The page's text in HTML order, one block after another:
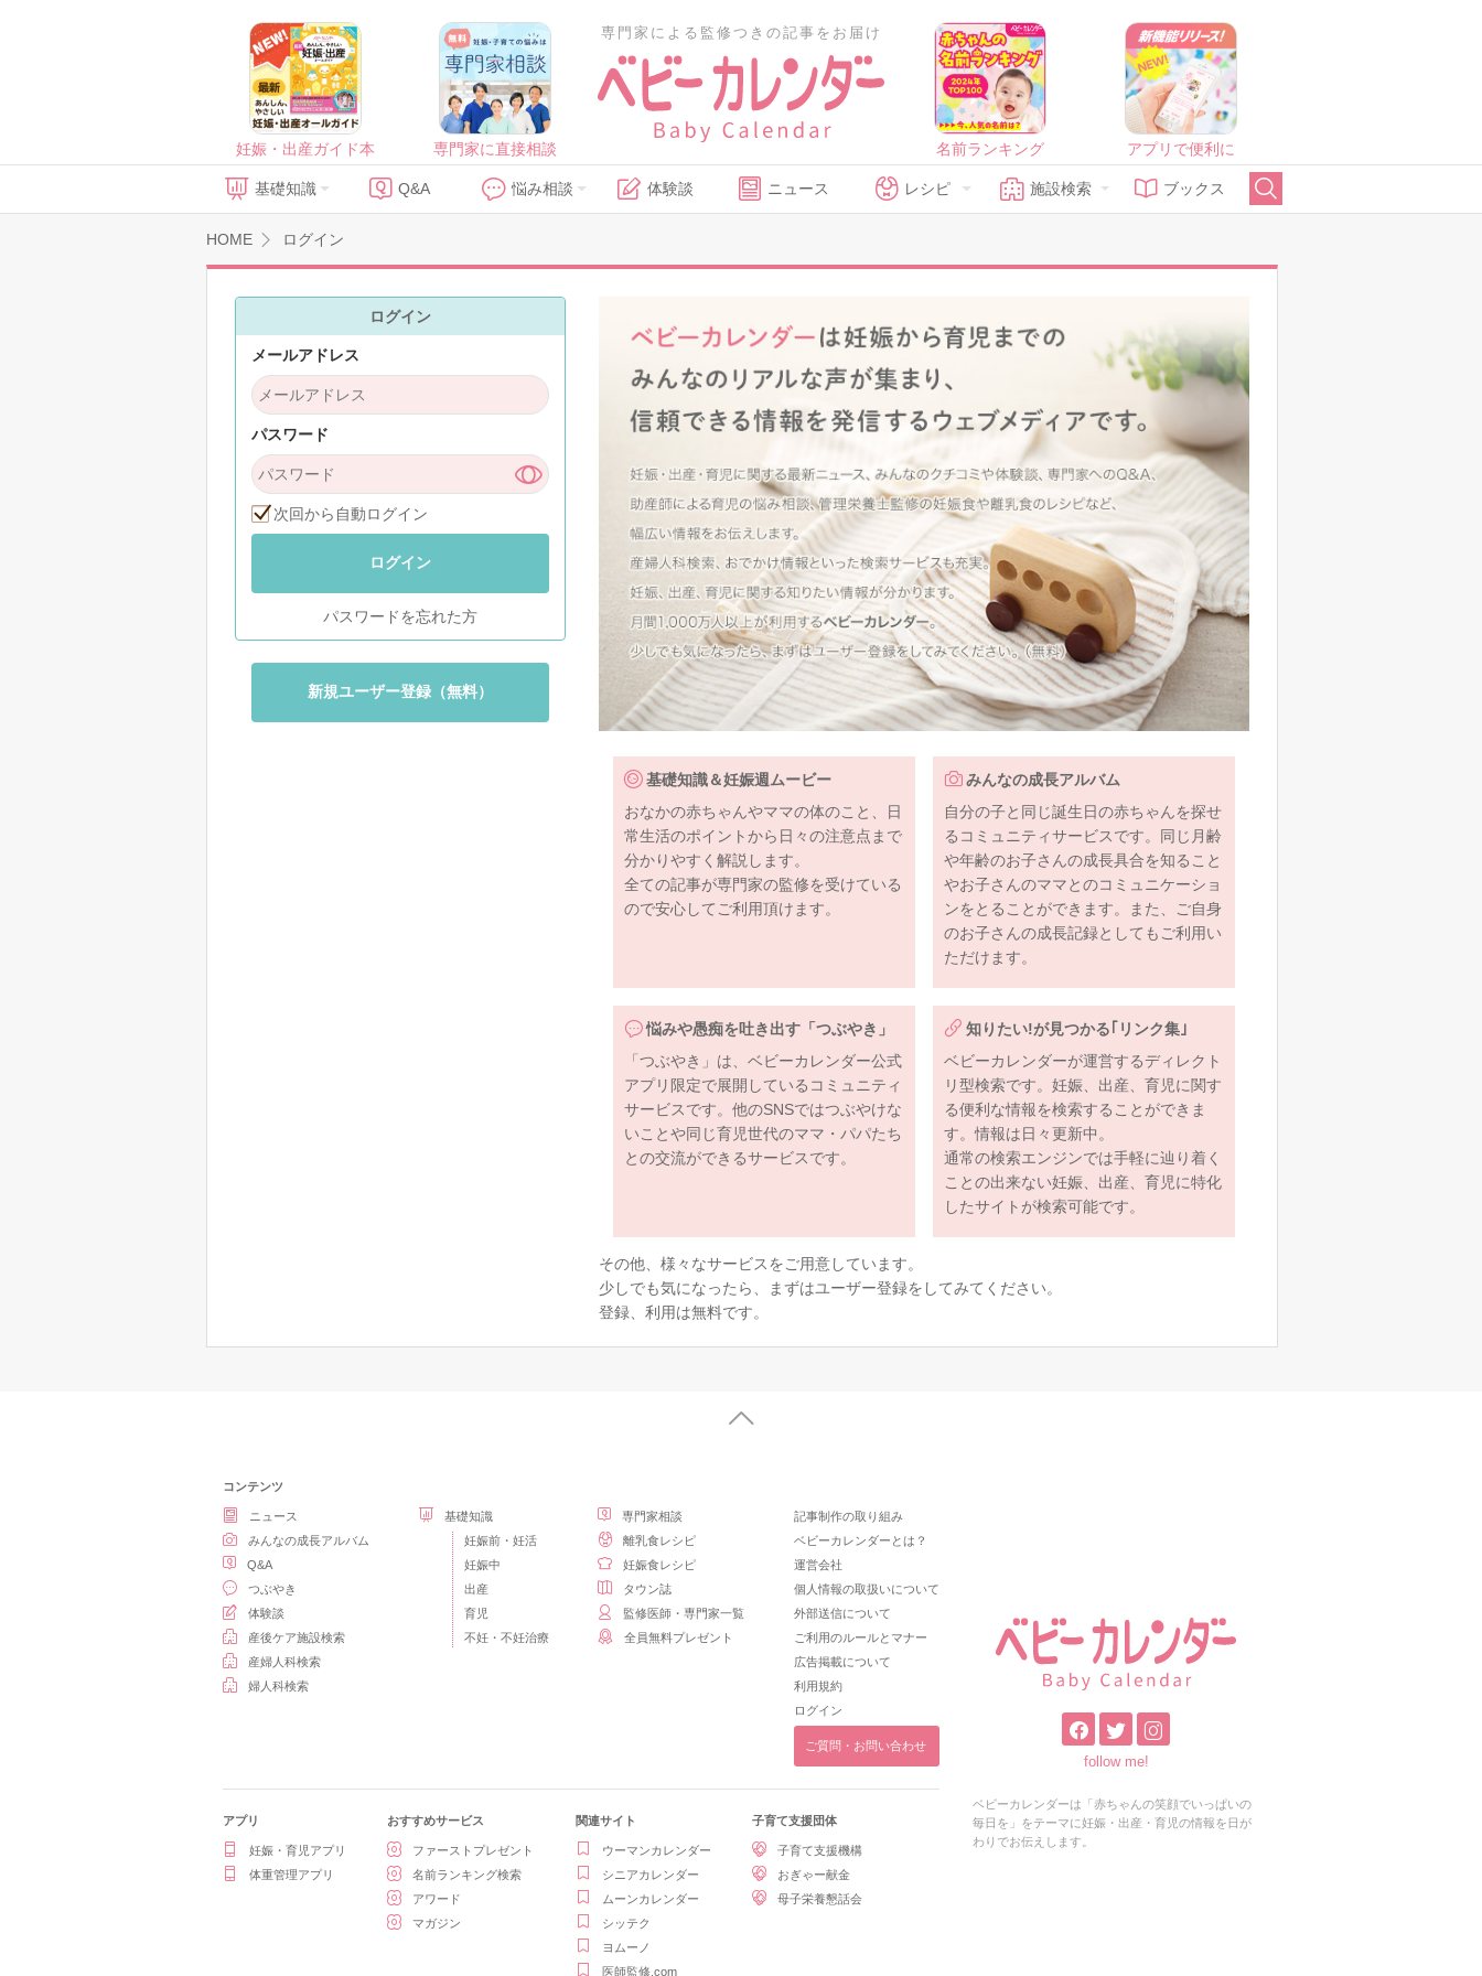
妊娠・出産ガイド本 専門家に直接相談
専門家による監修つきの記事をお届け
名前ランキング アプリで便利に
基礎知識 Q&A 悩み相談 体験談 ニュース レシピ 施設検索 ブックス
HOME ログイン
ログイン
メールアドレス
パスワード
次回から自動ログイン
ログイン
パスワードを忘れた方
新規ユーザー登録（無料）
基礎知識＆妊娠週ムービー
おなかの赤ちゃんやママの体のこと、日
常生活のポイントから日々の注意点まで
分かりやすく解説します。
全ての記事が専門家の監修を受けている
ので安心してご利用頂けます。
みんなの成長アルバム
自分の子と同じ誕生日の赤ちゃんを探せ
るコミュニティサービスです。同じ月齢
や年齢のお子さんの成長具合を知ること
やお子さんのママとのコミュニケーショ
ンをとることができます。また、ご自身
のお子さんの成長記録としてもご利用い
ただけます。
悩みや愚痴を吐き出す「つぶやき」
「つぶやき」は、ベビーカレンダー公式
アプリ限定で展開しているコミュニティ
サービスです。他のSNSではつぶやけな
いことや同じ育児世代のママ・パパたち
との交流ができるサービスです。
知りたい!が見つかる｢リンク集｣
ベビーカレンダーが運営するディレクト
リ型検索です。妊娠、出産、育児に関す
る便利な情報を検索することができま
す。情報は日々更新中。
通常の検索エンジンでは手軽に辿り着く
ことの出来ない妊娠、出産、育児に特化
したサイトが検索可能です。
その他、様々なサービスをご用意しています。
少しでも気になったら、まずはユーザー登録をしてみてください。
登録、利用は無料です。
コンテンツ
ニュース
みんなの成長アルバム
Q&A
つぶやき
体験談
産後ケア施設検索
産婦人科検索
婦人科検索
基礎知識
妊娠前・妊活
妊娠中
出産
育児
不妊・不妊治療
専門家相談
離乳食レシピ
妊娠食レシピ
タウン誌
監修医師・専門家一覧
全員無料プレゼント
記事制作の取り組み
ベビーカレンダーとは？
運営会社
個人情報の取扱いについて
外部送信について
ご利用のルールとマナー
広告掲載について
利用規約
ログイン
ご質問・お問い合わせ
アプリ
妊娠・育児アプリ
体重管理アプリ
おすすめサービス
ファーストプレゼント
名前ランキング検索
アワード
マガジン
関連サイト
ウーマンカレンダー
シニアカレンダー
ムーンカレンダー
シッテク
ヨムーノ
医師監修.com
子育て支援団体
子育て支援機構
おぎゃー献金
母子栄養懇話会
follow me!
ベビーカレンダーは「赤ちゃんの笑顔でいっぱいの
毎日を」をテーマに妊娠・出産・育児の情報を日が
わりでお伝えします。